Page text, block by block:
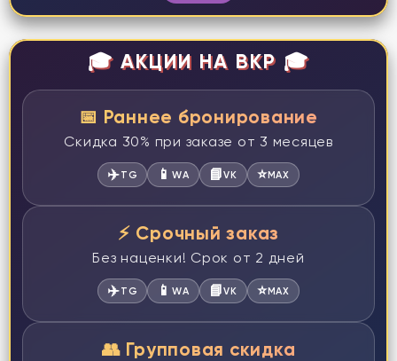
🎓 АКЦИИ НА ВКР 🎓
📅 Раннее бронирование
Скидка 30% при заказе от 3 месяцев
✈️TG 📱WA 📘VK ⭐MAX
⚡ Срочный заказ
Без наценки! Срок от 2 дней
✈️TG 📱WA 📘VK ⭐MAX
👥 Групповая скидка